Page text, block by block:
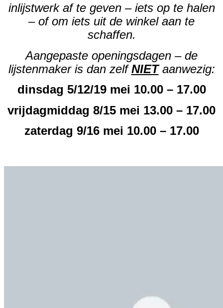
inlijstwerk af te geven – iets op te halen
– of om iets uit de winkel aan te
schaffen.
Aangepaste openingsdagen – de
lijstenmaker is dan zelfNIETaanwezig:
dinsdag 5/12/19 mei 10.00 – 17.00
vrijdagmiddag 8/15 mei 13.00 – 17.00
zaterdag 9/16 mei 10.00 – 17.00